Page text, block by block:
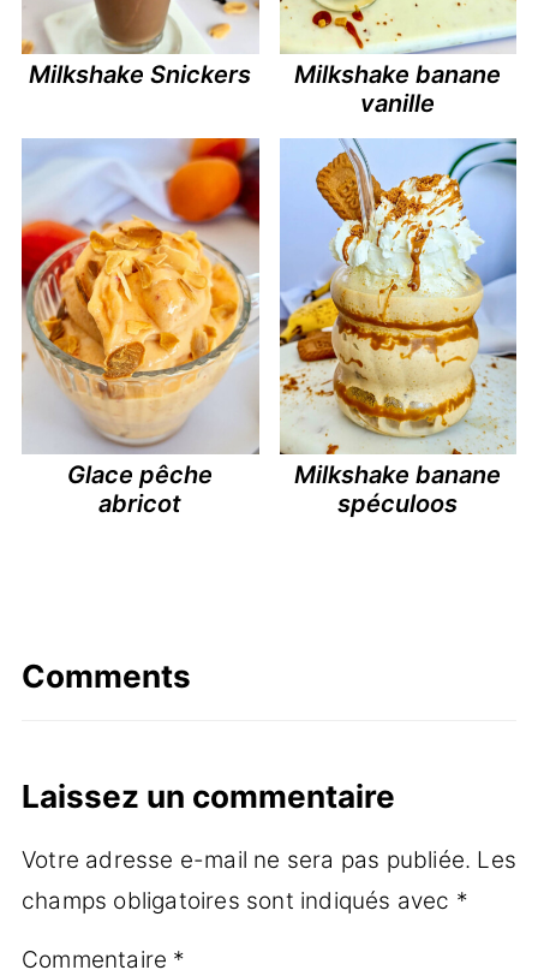
Milkshake Snickers
Milkshake banane
vanille
Glace pêche
abricot
Milkshake banane
spéculoos
Comments
Laissez un commentaire
Votre adresse e-mail ne sera pas publiée. Les
champs obligatoires sont indiqués avec *
Commentaire *